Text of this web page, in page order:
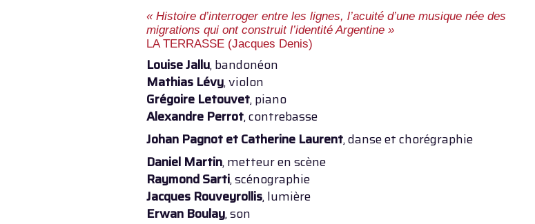
« Histoire d’interroger entre les lignes, l’acuité d’une musique née des
migrations qui ont construit l’identité Argentine »
LA TERRASSE (Jacques Denis)
Louise Jallu, bandonéon
Mathias Lévy, violon
Grégoire Letouvet, piano
Alexandre Perrot, contrebasse
Johan Pagnot et Catherine Laurent, danse et chorégraphie
Daniel Martin, metteur en scène
Raymond Sarti, scénographie
Jacques Rouveyrollis, lumière
Erwan Boulay, son